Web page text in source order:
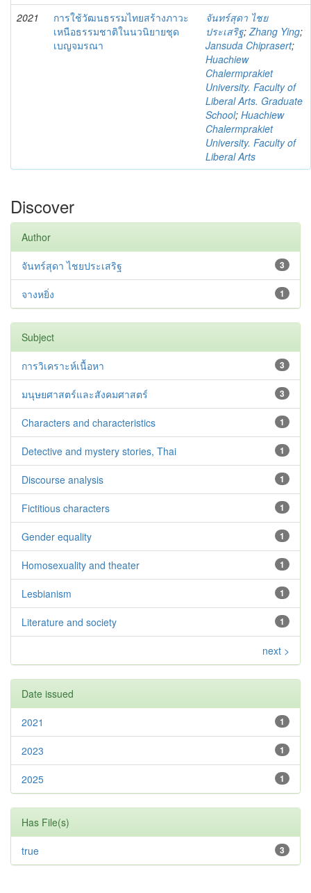
2021
การใช้วัฒนธรรมไทยสร้างภาวะ
เหนือธรรมชาติในนวนิยายชุด
เบญจมรณา
จันทร์สุดา ไชย
ประเสริฐ;Zhang Ying;
Jansuda Chiprasert;
Huachiew
Chalermprakiet
University. Faculty of
Liberal Arts. Graduate
School; Huachiew
Chalermprakiet
University. Faculty of
Liberal Arts
Discover
Author
3
จันทร์สุดา ไชยประเสริฐ
1
จางหยิ่ง
Subject
3
การวิเคราะห์เนื้อหา
3
มนุษยศาสตร์และสังคมศาสตร์
1
Characters and characteristics
1
Detective and mystery stories, Thai
1
Discourse analysis
1
Fictitious characters
1
Gender equality
1
Homosexuality and theater
1
Lesbianism
1
Literature and society
next >
Date issued
1
2021
1
2023
1
2025
Has File(s)
3
true